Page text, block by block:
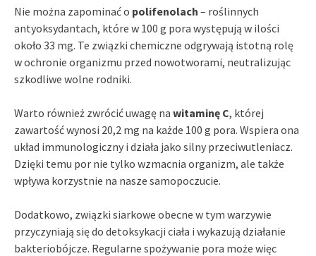
Nie można zapominać o polifenolach – roślinnych
antyoksydantach, które w 100 g pora występują w ilości
około 33 mg. Te związki chemiczne odgrywają istotną rolę
w ochronie organizmu przed nowotworami, neutralizując
szkodliwe wolne rodniki.
Warto również zwrócić uwagę na witaminę C, której
zawartość wynosi 20,2 mg na każde 100 g pora. Wspiera ona
układ immunologiczny i działa jako silny przeciwutleniacz.
Dzięki temu por nie tylko wzmacnia organizm, ale także
wpływa korzystnie na nasze samopoczucie.
Dodatkowo, związki siarkowe obecne w tym warzywie
przyczyniają się do detoksykacji ciała i wykazują działanie
bakteriobójcze. Regularne spożywanie pora może więc